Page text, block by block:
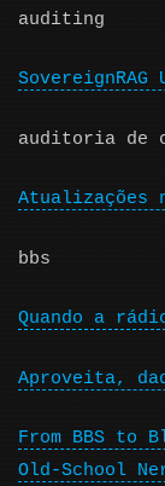
auditing
SovereignRAG
auditoria de
Atualizações
bbs
Quando a
Aproveita,
From BBS to
Old-School